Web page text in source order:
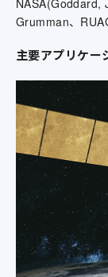
NASA(Goddard,
Grumman、
主要アプリケー